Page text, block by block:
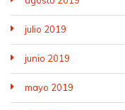
julio 2019
junio 2019
mayo 2019